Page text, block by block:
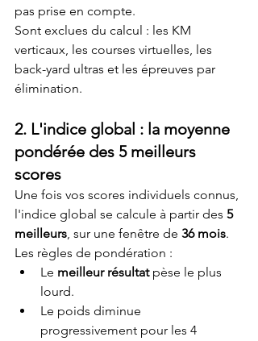
pas prise en compte.
Sont exclues du calcul : les KM
verticaux, les courses virtuelles, les
back-yard ultras et les épreuves par
élimination.
2. L'indice global : la moyenne
pondérée des 5 meilleurs
scores
Une fois vos scores individuels connus,
l'indice global se calcule à partir des 5
meilleurs, sur une fenêtre de 36 mois.
Les règles de pondération :
Le meilleur résultat pèse le plus
lourd.
Le poids diminue
progressivement pour les 4